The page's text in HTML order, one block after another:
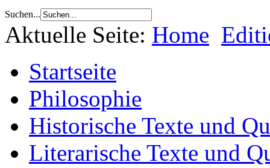
Suchen...
Aktuelle Seite: Home
Startseite
Philosophie
Historische Texte und
Literarische Texte und